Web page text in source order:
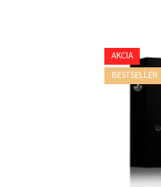
AKCIA
BESTSELLER